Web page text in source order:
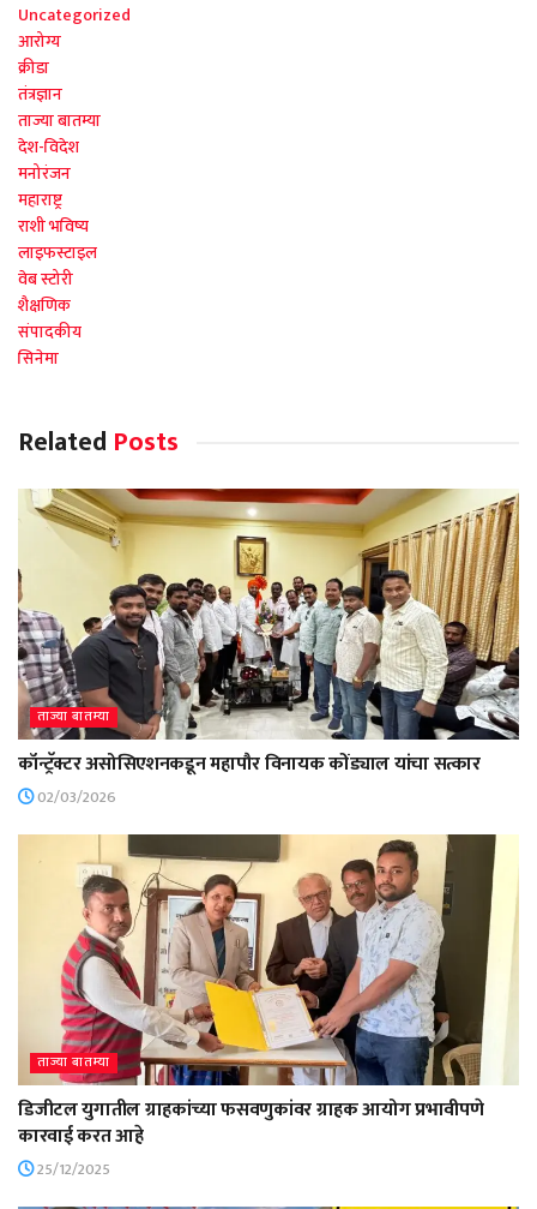
Uncategorized
आरोग्य
क्रीडा
तंत्रज्ञान
ताज्या बातम्या
देश-विदेश
मनोरंजन
महाराष्ट्र
राशी भविष्य
लाइफस्टाइल
वेब स्टोरी
शैक्षणिक
संपादकीय
सिनेमा
Related Posts
ताज्या बातम्या
कॉन्ट्रॅक्टर असोसिएशनकडून महापौर विनायक कोंड्याल यांचा सत्कार
02/03/2026
ताज्या बातम्या
डिजीटल युगातील ग्राहकांच्या फसवणुकांवर ग्राहक आयोग प्रभावीपणे
कारवाई करत आहे
25/12/2025